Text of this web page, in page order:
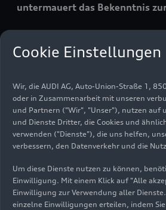
untermauert das Bekenntnis
Kurven, Kanten, Kälte: Unter
Sicherheitsvorschriften testet
Norden Europas auf Herz und
zukünftige Baureihe ist die
Technologieplattform
(PPE). Mit seinem 800 Volt-
leistungsstarken und
Lademanagement sowie einer
Elektronikarchitektur markiert
Prototyp Q6e-tronden
Cookie Einstellungen
Wir, die AUDI AG, Auto-Union-Straße 1,
oder in Zusammenarbeit mit unseren
und Partnern ("Wir", "Unser"), nutzen auf
und Dienste Dritter, die Cookies und
verwenden ("Dienste"), die uns helfen,
verbessern, den Datenverkehr und die
Um diese Dienste nutzen zu können,
Einwilligung. Mit einem Klick auf "Alle
Einwilligung zur Verwendung aller
einzelne Einwilligungen erteilen, indem